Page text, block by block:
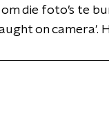
die foto’s te
on camera'.